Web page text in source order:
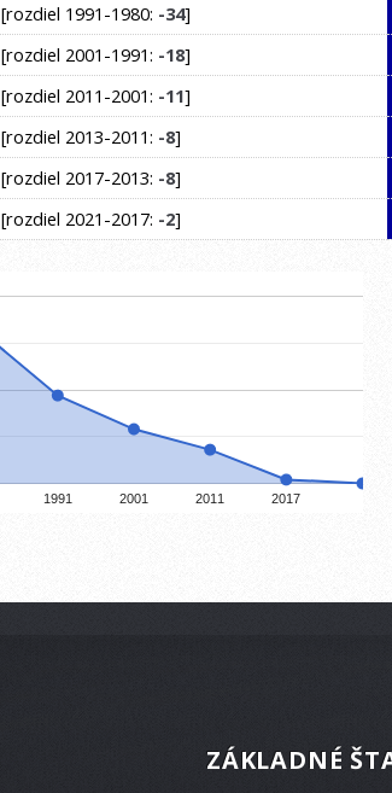
[rozdiel 1991-1980: -34]
[rozdiel 2001-1991: -18]
[rozdiel 2011-2001: -11]
[rozdiel 2013-2011: -8]
[rozdiel 2017-2013: -8]
[rozdiel 2021-2017: -2]
1991 2001 2011 2017
ZÁKLADNÉ